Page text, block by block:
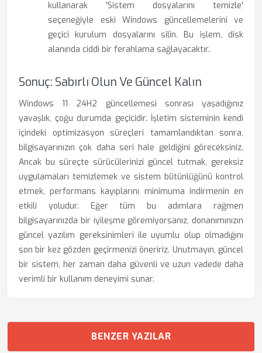
kullanarak 'Sistem dosyalarını temizle'
seçeneğiyle eski Windows güncellemelerini ve
geçici kurulum dosyalarını silin. Bu işlem, disk
alanında ciddi bir ferahlama sağlayacaktır.
Sonuç: Sabırlı Olun Ve Güncel Kalın
Windows 11 24H2 güncellemesi sonrası yaşadığınız
yavaşlık, çoğu durumda geçicidir. İşletim sisteminin kendi
içindeki optimizasyon süreçleri tamamlandıktan sonra,
bilgisayarınızın çok daha seri hale geldiğini göreceksiniz.
Ancak bu süreçte sürücülerinizi güncel tutmak, gereksiz
uygulamaları temizlemek ve sistem bütünlüğünü kontrol
etmek, performans kayıplarını minimuma indirmenin en
etkili yoludur. Eğer tüm bu adımlara rağmen
bilgisayarınızda bir iyileşme göremiyorsanız, donanımınızın
güncel yazılım gereksinimleri ile uyumlu olup olmadığını
son bir kez gözden geçirmenizi öneririz. Unutmayın, güncel
bir sistem, her zaman daha güvenli ve uzun vadede daha
verimli bir kullanım deneyimi sunar.
BENZER YAZILAR